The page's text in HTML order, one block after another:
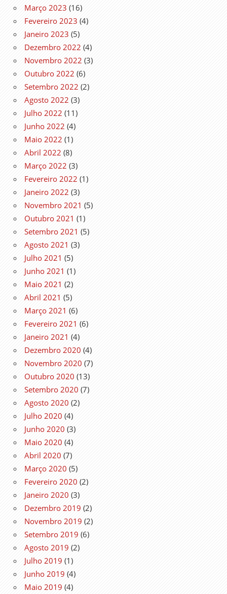
Março 2023 (16)
Fevereiro 2023 (4)
Janeiro 2023 (5)
Dezembro 2022 (4)
Novembro 2022 (3)
Outubro 2022 (6)
Setembro 2022 (2)
Agosto 2022 (3)
Julho 2022 (11)
Junho 2022 (4)
Maio 2022 (1)
Abril 2022 (8)
Março 2022 (3)
Fevereiro 2022 (1)
Janeiro 2022 (3)
Novembro 2021 (5)
Outubro 2021 (1)
Setembro 2021 (5)
Agosto 2021 (3)
Julho 2021 (5)
Junho 2021 (1)
Maio 2021 (2)
Abril 2021 (5)
Março 2021 (6)
Fevereiro 2021 (6)
Janeiro 2021 (4)
Dezembro 2020 (4)
Novembro 2020 (7)
Outubro 2020 (13)
Setembro 2020 (7)
Agosto 2020 (2)
Julho 2020 (4)
Junho 2020 (3)
Maio 2020 (4)
Abril 2020 (7)
Março 2020 (5)
Fevereiro 2020 (2)
Janeiro 2020 (3)
Dezembro 2019 (2)
Novembro 2019 (2)
Setembro 2019 (6)
Agosto 2019 (2)
Julho 2019 (1)
Junho 2019 (4)
Maio 2019 (4)